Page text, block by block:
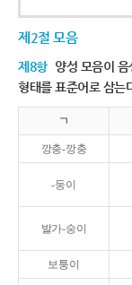
제2절 모음
제8항 양성 모음이
형태를 표준어로 삼는
ㄱ
깡충-깡충
-둥이
발가-숭이
보퉁이